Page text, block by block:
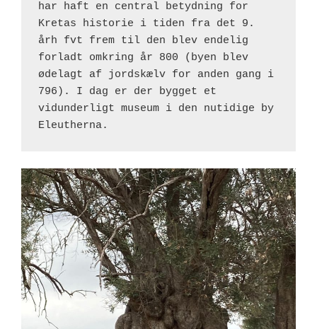
har haft en central betydning for
Kretas historie i tiden fra det 9.
årh fvt frem til den blev endelig
forladt omkring år 800 (byen blev
ødelagt af jordskælv for anden gang i
796). I dag er der bygget et
vidunderligt museum i den nutidige by
Eleutherna.